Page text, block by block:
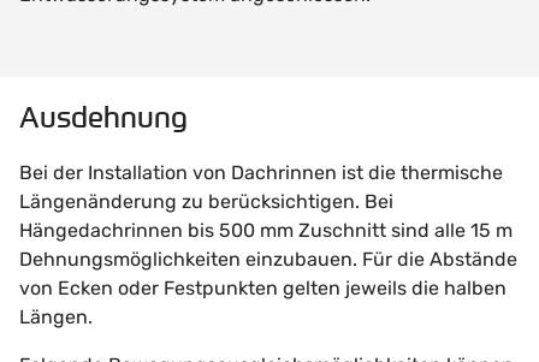
Ausdehnung
Bei der Installation von Dachrinnen ist die thermische
Längenänderung zu berücksichtigen. Bei
Hängedachrinnen bis 500 mm Zuschnitt sind alle 15 m
Dehnungsmöglichkeiten einzubauen. Für die Abstände
von Ecken oder Festpunkten gelten jeweils die halben
Längen.